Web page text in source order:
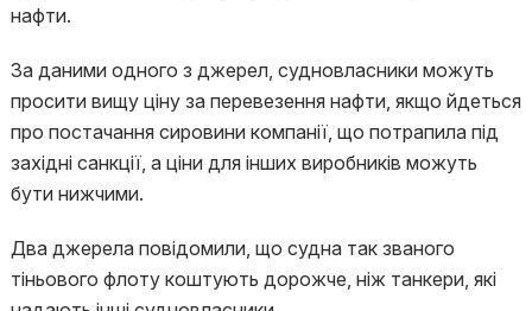
нафти.
За даними одного з джерел, судновласники можуть
просити вищу ціну за перевезення нафти, якщо йдеться
про постачання сировини компанії, що потрапила під
західні санкції, а ціни для інших виробників можуть
бути нижчими.
Два джерела повідомили, що судна так званого
тіньового флоту коштують дорожче, ніж танкери, які